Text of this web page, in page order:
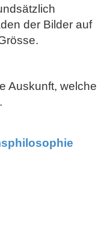
der Bilder auf
Auskunft, welche